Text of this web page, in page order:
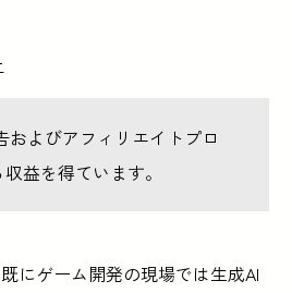
およびアフィリエイトプロ
益を得ています。
にゲーム開発の現場では生成AI